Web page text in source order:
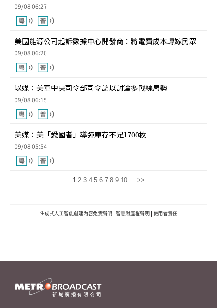
09/08 06:27
美國能源公司起訴數據中心開發商：將電費成本轉嫁民眾
09/08 06:20
以媒：美軍中央司令部司令訪以討論多戰線局勢
09/08 06:15
美媒：美「愛國者」導彈庫存不足1700枚
09/08 05:54
1 2 3 4 5 6 7 8 9 10 ... >>
生成式人工智能創建內容免責聲明 | 智慧財產權聲明 | 使用者責任